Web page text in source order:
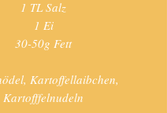
1 TL Salz
1 Ei
30-50g Fett
Kartoffellaibchen,
Kartofffelnudeln